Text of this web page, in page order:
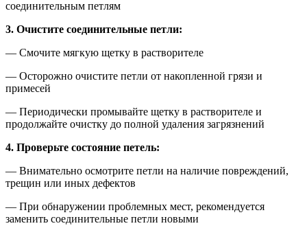
соединительным петлям
3. Очистите соединительные петли:
— Смочите мягкую щетку в растворителе
— Осторожно очистите петли от накопленной грязи и
примесей
— Периодически промывайте щетку в растворителе и
продолжайте очистку до полной удаления загрязнений
4. Проверьте состояние петель:
— Внимательно осмотрите петли на наличие повреждений,
трещин или иных дефектов
— При обнаружении проблемных мест, рекомендуется
заменить соединительные петли новыми